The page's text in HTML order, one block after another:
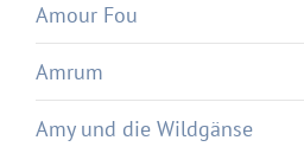
Amour Fou
Amrum
Amy und die Wildgänse